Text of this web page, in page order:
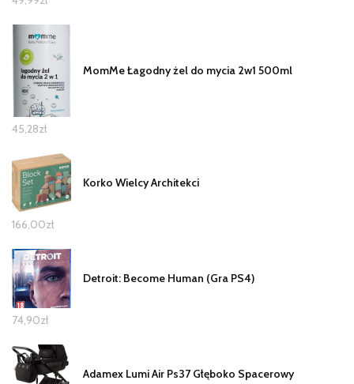
MomMe Łagodny żel do mycia 2w1 500ml
45,28zł
Korko Wielcy Architekci
166,00zł
Detroit: Become Human (Gra PS4)
74,90zł
Adamex Lumi Air Ps37 Głęboko Spacerowy